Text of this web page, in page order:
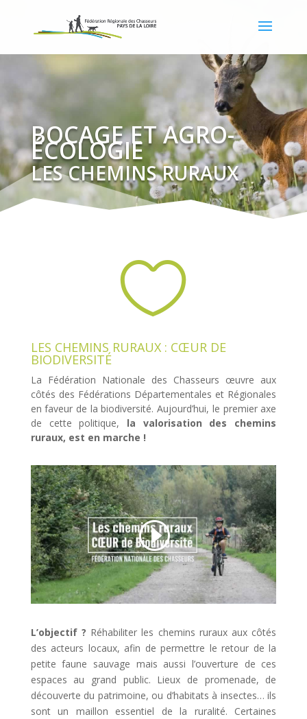
BOCAGE ET AGRO-
ÉCOLOGIE
LES CHEMINS RURAUX

LES CHEMINS RURAUX : CŒUR DE
BIODIVERSITÉ
La Fédération Nationale des Chasseurs œuvre aux
côtés des Fédérations Départementales et Régionales
en faveur de la biodiversité. Aujourd’hui, le premier axe
de cette politique, la valorisation des chemins
ruraux, est en marche !
L’objectif ? Réhabiliter les chemins ruraux aux côtés
des acteurs locaux, afin de permettre le retour de la
petite faune sauvage mais aussi l’ouverture de ces
espaces au grand public. Lieux de promenade, de
découverte du patrimoine, ou d’habitats à insectes… ils
sont un maillon essentiel de la ruralité. Certaines